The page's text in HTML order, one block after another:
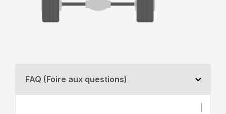
FAQ (Foire aux questions)